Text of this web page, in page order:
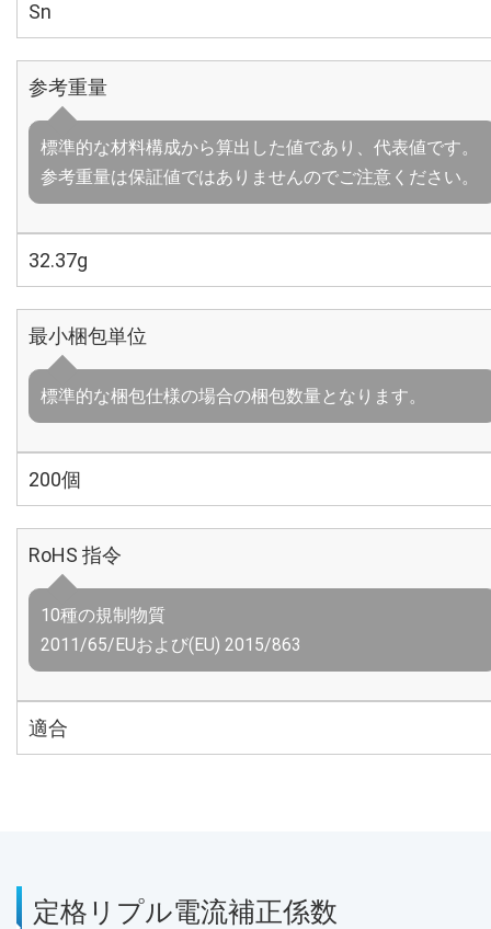
Sn
参考重量
標準的な材料構成から算出した値であり、代表値です。
参考重量は保証値ではありませんのでご注意ください。
32.37g
最小梱包単位
標準的な梱包仕様の場合の梱包数量となります。
200個
RoHS 指令
10種の規制物質
2011/65/EUおよび(EU) 2015/863
適合
定格リプル電流補正係数